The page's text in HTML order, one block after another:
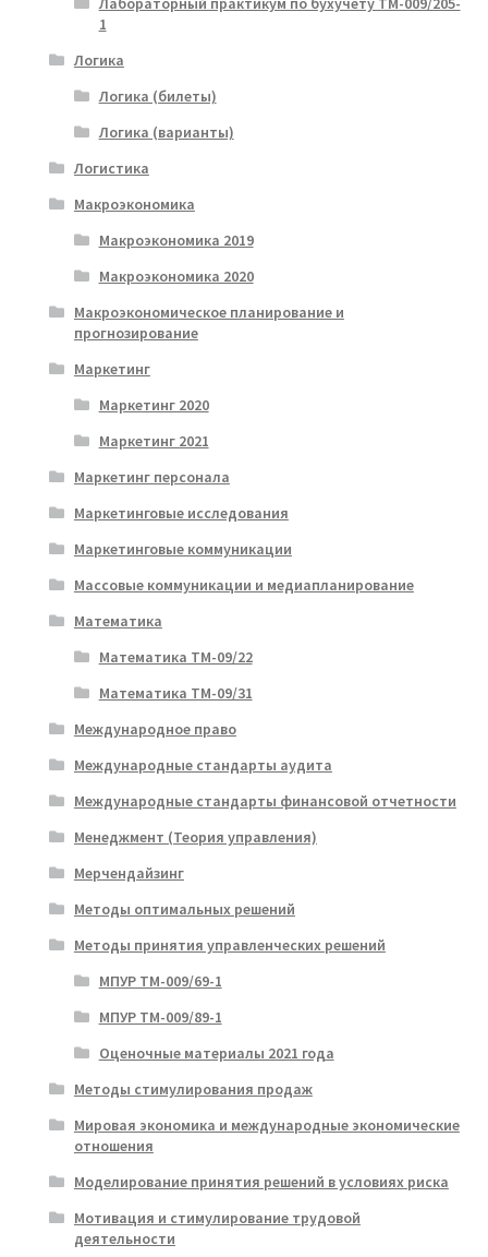
1
Логика
Логика (билеты)
Логика (варианты)
Логистика
Макроэкономика
Макроэкономика 2019
Макроэкономика 2020
Макроэкономическое планирование и
прогнозирование
Маркетинг
Маркетинг 2020
Маркетинг 2021
Маркетинг персонала
Маркетинговые исследования
Маркетинговые коммуникации
Массовые коммуникации и медиапланирование
Математика
Математика ТМ-09/22
Математика ТМ-09/31
Международное право
Международные стандарты аудита
Международные стандарты финансовой отчетности
Менеджмент (Теория управления)
Мерчендайзинг
Методы оптимальных решений
Методы принятия управленческих решений
МПУР ТМ-009/69-1
МПУР ТМ-009/89-1
Оценочные материалы 2021 года
Методы стимулирования продаж
Мировая экономика и международные экономические
отношения
Моделирование принятия решений в условиях риска
Мотивация и стимулирование трудовой
деятельности